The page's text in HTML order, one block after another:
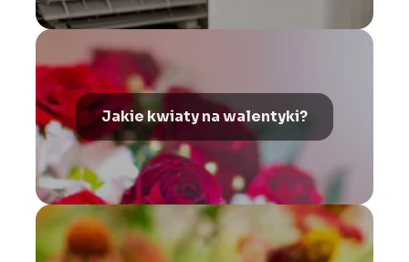
Jakie kwiaty na walentyki?